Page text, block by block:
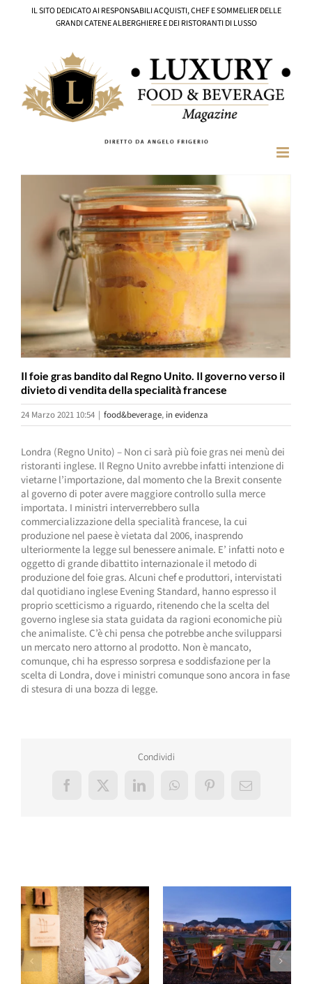
IL SITO DEDICATO AI RESPONSABILI ACQUISTI, CHEF E SOMMELIER DELLE
GRANDI CATENE ALBERGHIERE E DEI RISTORANTI DI LUSSO
immagine
Il foie gras bandito dal Regno Unito. Il governo verso il
divieto di vendita della specialità francese
24 Marzo 2021 10:54 | food&beverage, in evidenza
Londra (Regno Unito) – Non ci sarà più foie gras nei menù dei
ristoranti inglese. Il Regno Unito avrebbe infatti intenzione di
vietarne l’importazione, dal momento che la Brexit consente
al governo di poter avere maggiore controllo sulla merce
importata. I ministri interverrebbero sulla
commercializzazione della specialità francese, la cui
produzione nel paese è vietata dal 2006, inasprendo
ulteriormente la legge sul benessere animale. E’ infatti noto e
oggetto di grande dibattito internazionale il metodo di
produzione del foie gras. Alcuni chef e produttori, intervistati
dal quotidiano inglese Evening Standard, hanno espresso il
proprio scetticismo a riguardo, ritenendo che la scelta del
governo inglese sia stata guidata da ragioni economiche più
che animaliste. C’è chi pensa che potrebbe anche svilupparsi
un mercato nero attorno al prodotto. Non è mancato,
comunque, chi ha espresso sorpresa e soddisfazione per la
scelta di Londra, dove i ministri comunque sono ancora in fase
di stesura di una bozza di legge.
Condividi
Facebook
X LinkedInWhatsAppPinterestEmail